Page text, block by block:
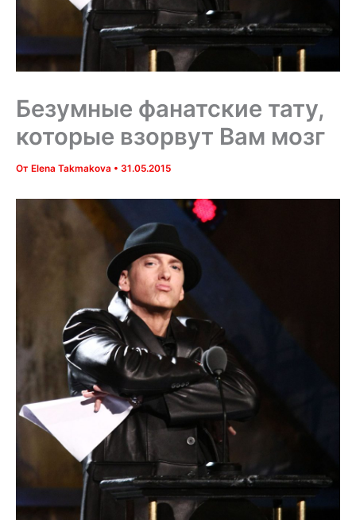
Безумные фанатские тату,
которые взорвут Вам мозг
От Elena Takmakova • 31.05.2015